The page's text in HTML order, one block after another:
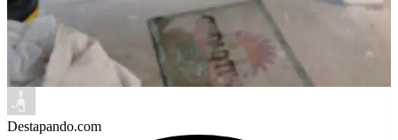
Destapando.com